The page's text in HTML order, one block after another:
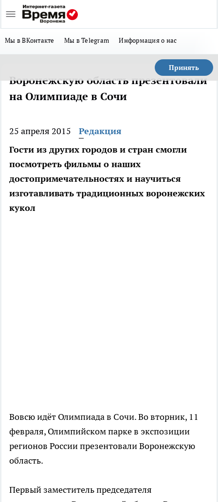
Мы в ВКонтакте Мы в Telegram Информация о нас
Принять
Воронежскую область презентовали
на Олимпиаде в Сочи
25 апреля 2015
Редакция
Гости из других городов и стран смогли
посмотреть фильмы о наших
достопримечательностях и научиться
изготавливать традиционных воронежских
кукол
Вовсю идёт Олимпиада в Сочи. Во вторник, 11
февраля, Олимпийском парке в экспозиции
регионов России презентовали Воронежскую
область.
Первый заместитель председателя